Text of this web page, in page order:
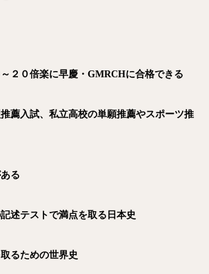
２０倍楽に早慶・GMRCHに合格できる
薦入試、私立高校の単願推薦やスポーツ推
る
述テストで満点を取る日本史
るための世界史